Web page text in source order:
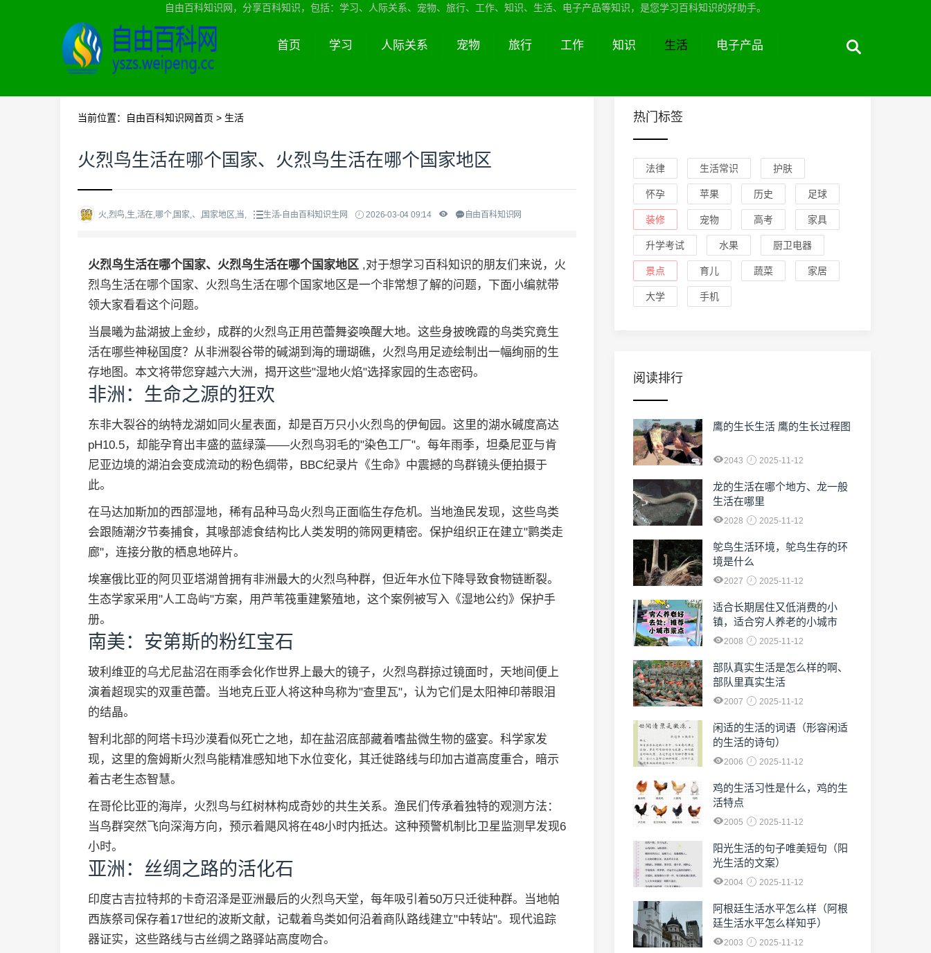
自由百科知识网，分享百科知识，包括：学习、人际关系、宠物、旅行、工作、知识、生活、电子产品等知识，是您学习百科知识的好助手。
首页 学习 人际关系 宠物 旅行 工作 知识 生活 电子产品
当前位置： 自由百科知识网首页 > 生活
火烈鸟生活在哪个国家、火烈鸟生活在哪个国家地区
火,烈鸟,生,活在,哪个,国家,、,国家地区,当, 生活-自由百科知识生网 2026-03-04 09:14 自由百科知识网
火烈鸟生活在哪个国家、火烈鸟生活在哪个国家地区 ,对于想学习百科知识的朋友们来说，火
烈鸟生活在哪个国家、火烈鸟生活在哪个国家地区是一个非常想了解的问题，下面小编就带
领大家看看这个问题。
当晨曦为盐湖披上金纱，成群的火烈鸟正用芭蕾舞姿唤醒大地。这些身披晚霞的鸟类究竟生
活在哪些神秘国度？从非洲裂谷带的碱湖到海的珊瑚礁，火烈鸟用足迹绘制出一幅绚丽的生
存地图。本文将带您穿越六大洲，揭开这些"湿地火焰"选择家园的生态密码。
非洲：生命之源的狂欢
东非大裂谷的纳特龙湖如同火星表面，却是百万只小火烈鸟的伊甸园。这里的湖水碱度高达
pH10.5，却能孕育出丰盛的蓝绿藻——火烈鸟羽毛的"染色工厂"。每年雨季，坦桑尼亚与肯
尼亚边境的湖泊会变成流动的粉色绸带，BBC纪录片《生命》中震撼的鸟群镜头便拍摄于
此。
在马达加斯加的西部湿地，稀有品种马岛火烈鸟正面临生存危机。当地渔民发现，这些鸟类
会跟随潮汐节奏捕食，其喙部滤食结构比人类发明的筛网更精密。保护组织正在建立"鹮类走
廊"，连接分散的栖息地碎片。
埃塞俄比亚的阿贝亚塔湖曾拥有非洲最大的火烈鸟种群，但近年水位下降导致食物链断裂。
生态学家采用"人工岛屿"方案，用芦苇筏重建繁殖地，这个案例被写入《湿地公约》保护手
册。
南美：安第斯的粉红宝石
玻利维亚的乌尤尼盐沼在雨季会化作世界上最大的镜子，火烈鸟群掠过镜面时，天地间便上
演着超现实的双重芭蕾。当地克丘亚人将这种鸟称为"查里瓦"，认为它们是太阳神印蒂眼泪
的结晶。
智利北部的阿塔卡玛沙漠看似死亡之地，却在盐沼底部藏着嗜盐微生物的盛宴。科学家发
现，这里的詹姆斯火烈鸟能精准感知地下水位变化，其迁徙路线与印加古道高度重合，暗示
着古老生态智慧。
在哥伦比亚的海岸，火烈鸟与红树林构成奇妙的共生关系。渔民们传承着独特的观测方法：
当鸟群突然飞向深海方向，预示着飓风将在48小时内抵达。这种预警机制比卫星监测早发现6
小时。
亚洲：丝绸之路的活化石
印度古吉拉特邦的卡奇沼泽是亚洲最后的火烈鸟天堂，每年吸引着50万只迁徙种群。当地帕
西族祭司保存着17世纪的波斯文献，记载着鸟类如何沿着商队路线建立"中转站"。现代追踪
器证实，这些路线与古丝绸之路驿站高度吻合。
热门标签
法律 生活常识 护肤
怀孕 苹果 历史 足球
装修 宠物 高考 家具
升学考试 水果 厨卫电器
景点 育儿 蔬菜 家居
大学 手机
阅读排行
鹰的生长生活 鹰的生长过程图
2043 2025-11-12
龙的生活在哪个地方、龙一般
生活在哪里
2028 2025-11-12
鸵鸟生活环境，鸵鸟生存的环
境是什么
2027 2025-11-12
适合长期居住又低消费的小
镇，适合穷人养老的小城市
2008 2025-11-12
部队真实生活是怎么样的啊、
部队里真实生活
2007 2025-11-12
闲适的生活的词语（形容闲适
的生活的诗句）
2006 2025-11-12
鸡的生活习性是什么，鸡的生
活特点
2005 2025-11-12
阳光生活的句子唯美短句（阳
光生活的文案）
2004 2025-11-12
阿根廷生活水平怎么样（阿根
廷生活水平怎么样知乎）
2003 2025-11-12